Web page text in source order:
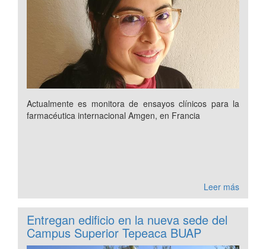
Actualmente es monitora de ensayos clínicos para la
farmacéutica internacional Amgen, en Francia
Leer más
Entregan edificio en la nueva sede del
Campus Superior Tepeaca BUAP